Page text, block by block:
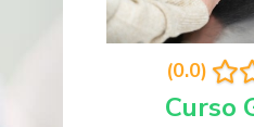
(0.0)
Curso